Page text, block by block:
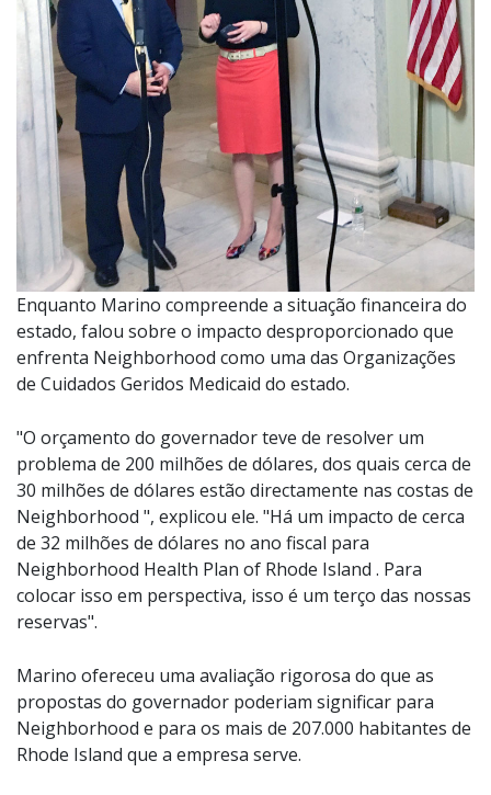
Enquanto Marino compreende a situação financeira do
estado, falou sobre o impacto desproporcionado que
enfrenta Neighborhood como uma das Organizações
de Cuidados Geridos Medicaid do estado.
"O orçamento do governador teve de resolver um
problema de 200 milhões de dólares, dos quais cerca de
30 milhões de dólares estão directamente nas costas de
Neighborhood ", explicou ele. "Há um impacto de cerca
de 32 milhões de dólares no ano fiscal para
Neighborhood Health Plan of Rhode Island . Para
colocar isso em perspectiva, isso é um terço das nossas
reservas".
Marino ofereceu uma avaliação rigorosa do que as
propostas do governador poderiam significar para
Neighborhood e para os mais de 207.000 habitantes de
Rhode Island que a empresa serve.